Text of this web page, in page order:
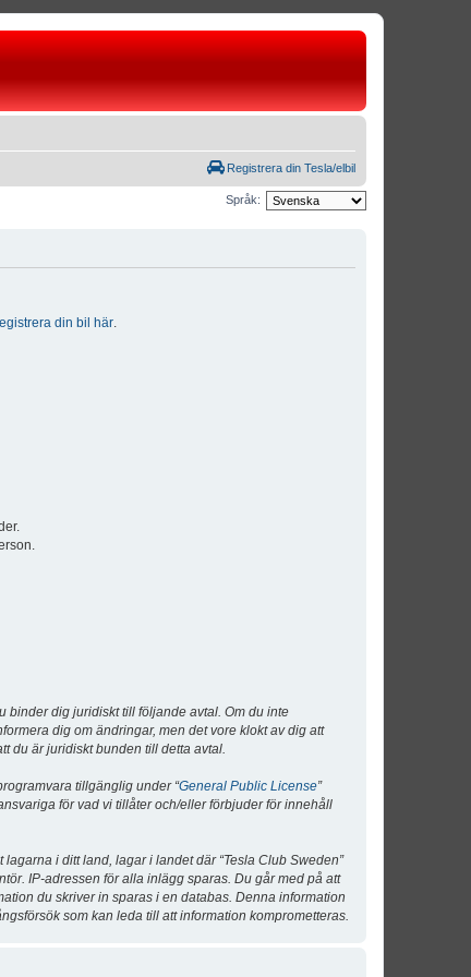
Registrera din Tesla/elbil
Språk:
din bil här
binder dig juridiskt till följande avtal. Om du inte
dig om ändringar, men det vore klokt av dig att
du är juridiskt bunden till detta avtal.
tillgänglig under “General Public License”
för vad vi tillåter och/eller förbjuder för innehåll
i ditt land, lagar i landet där “Tesla Club Sweden”
IP-adressen för alla inlägg sparas. Du går med på att
du skriver in sparas i en databas. Denna information
som kan leda till att information komprometteras.